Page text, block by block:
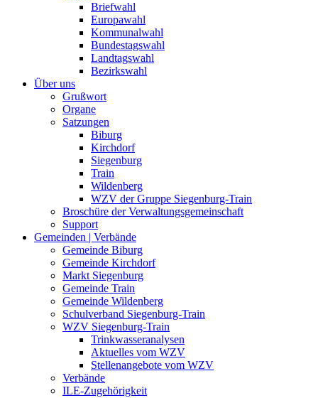
Briefwahl
Europawahl
Kommunalwahl
Bundestagswahl
Landtagswahl
Bezirkswahl
Über uns
Grußwort
Organe
Satzungen
Biburg
Kirchdorf
Siegenburg
Train
Wildenberg
WZV der Gruppe Siegenburg-Train
Broschüre der Verwaltungsgemeinschaft
Support
Gemeinden | Verbände
Gemeinde Biburg
Gemeinde Kirchdorf
Markt Siegenburg
Gemeinde Train
Gemeinde Wildenberg
Schulverband Siegenburg-Train
WZV Siegenburg-Train
Trinkwasseranalysen
Aktuelles vom WZV
Stellenangebote vom WZV
Verbände
ILE-Zugehörigkeit